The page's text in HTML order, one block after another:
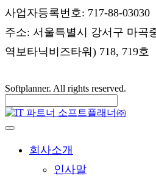
사업자등록번호: 717-88-03030
주소: 서울특별시 강서구 마곡
역보타닉비즈타워) 718, 719호
Softplanner. All rights reserved.
회사소개
인사말